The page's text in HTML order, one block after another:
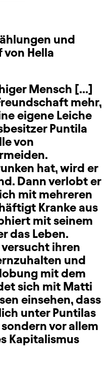
und
Hella
Mensch […]
mehr,
eigene Leiche
Puntila
von
hat, wird er
Dann verlobt er
mit mehreren
Kranke aus
mit seinem
das Leben.
versucht ihren
und
mit dem
sich mit Matti
einsehen, dass
unter Puntilas
vor allem
Kapitalismus